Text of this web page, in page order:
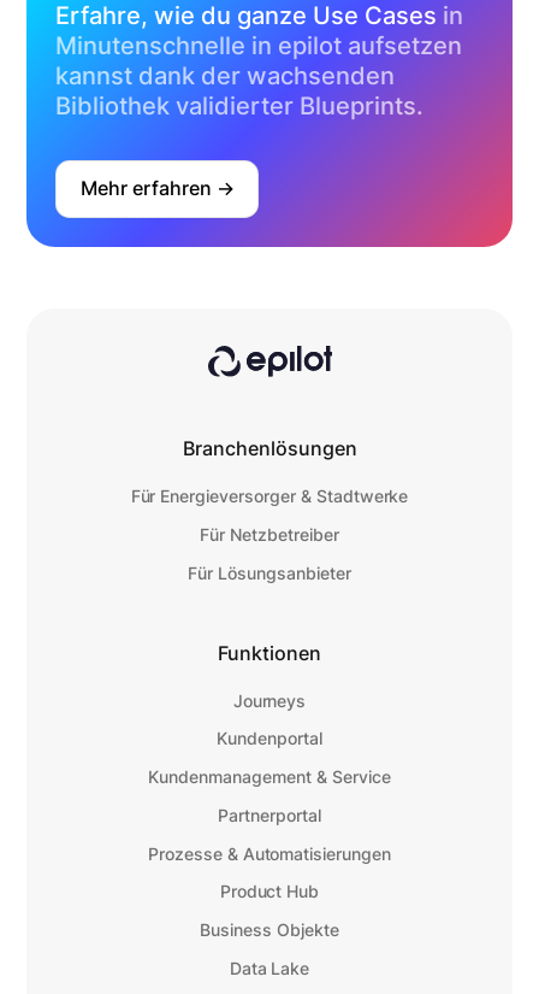
Erfahre, wie du ganze Use Cases in
Minutenschnelle in epilot aufsetzen
kannst dank der wachsenden
Bibliothek validierter Blueprints.
Mehr erfahren ->
Branchenlösungen
Für Energieversorger & Stadtwerke
Für Netzbetreiber
Für Lösungsanbieter
Funktionen
Journeys
Kundenportal
Kundenmanagement & Service
Partnerportal
Prozesse & Automatisierungen
Product Hub
Business Objekte
Data Lake